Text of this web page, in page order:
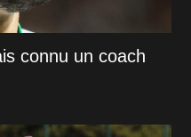
connu un coach